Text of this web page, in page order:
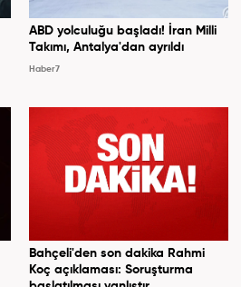
ABD yolculuğu başladı! İran Milli
Takımı, Antalya'dan ayrıldı
Haber7
Bahçeli'den son dakika Rahmi
Koç açıklaması: Soruşturma